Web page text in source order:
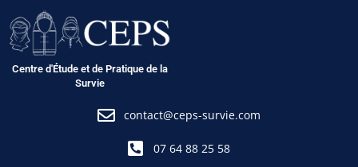
au
contenu
Centre d'Étude et de Pratique de la
Survie
contact@ceps-survie.com
07 64 88 25 58